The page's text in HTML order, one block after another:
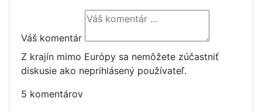
Váš komentár
Z krajín mimo Európy sa nemôžete zúčastniť
diskusie ako neprihlásený používateľ.
5 komentárov